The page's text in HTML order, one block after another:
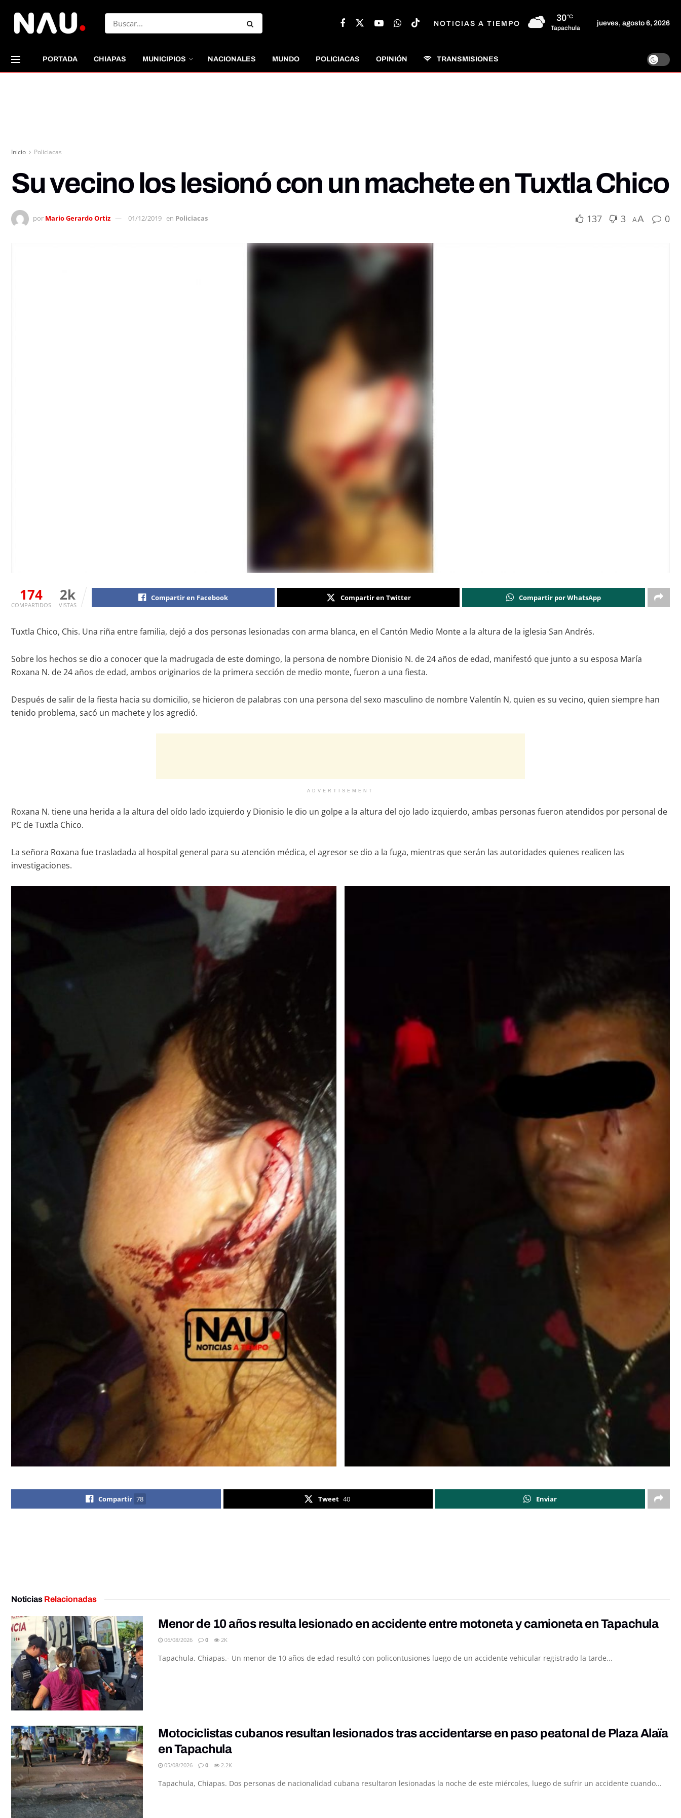
NOTICIAS A TIEMPO
30°C
Tapachula
jueves, agosto 6, 2026
PORTADA CHIAPAS MUNICIPIOS NACIONALES MUNDO POLICIACAS OPINIÓN TRANSMISIONES
Inicio Policiacas
Su vecino los lesionó con un machete en Tuxtla Chico
por Mario Gerardo Ortiz 01/12/2019 en Policiacas 137 3 AA 0
174
COMPARTIDOS
2k
VISTAS
Compartir en Facebook Compartir en Twitter Compartir por WhatsApp
Tuxtla Chico, Chis. Una riña entre familia, dejó a dos personas lesionadas con arma blanca, en el Cantón Medio Monte a la altura de la iglesia San Andrés.
Sobre los hechos se dio a conocer que la madrugada de este domingo, la persona de nombre Dionisio N. de 24 años de edad, manifestó que junto a su esposa María
Roxana N. de 24 años de edad, ambos originarios de la primera sección de medio monte, fueron a una fiesta.
Después de salir de la fiesta hacia su domicilio, se hicieron de palabras con una persona del sexo masculino de nombre Valentín N, quien es su vecino, quien siempre han
tenido problema, sacó un machete y los agredió.
ADVERTISEMENT
Roxana N. tiene una herida a la altura del oído lado izquierdo y Dionisio le dio un golpe a la altura del ojo lado izquierdo, ambas personas fueron atendidos por personal de
PC de Tuxtla Chico.
La señora Roxana fue trasladada al hospital general para su atención médica, el agresor se dio a la fuga, mientras que serán las autoridades quienes realicen las
investigaciones.
Compartir 78 Tweet 40 Enviar
Noticias Relacionadas
Menor de 10 años resulta lesionado en accidente entre motoneta y camioneta en Tapachula
06/08/2026 0 2K
Tapachula, Chiapas.- Un menor de 10 años de edad resultó con policontusiones luego de un accidente vehicular registrado la tarde...
Motociclistas cubanos resultan lesionados tras accidentarse en paso peatonal de Plaza Alaïa
en Tapachula
05/08/2026 0 2.2K
Tapachula, Chiapas. Dos personas de nacionalidad cubana resultaron lesionadas la noche de este miércoles, luego de sufrir un accidente cuando...